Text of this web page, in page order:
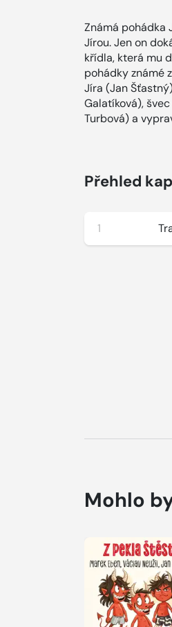
Známá pohádka
Jírou. Jen on
křídla, která mu
pohádky známé
Jíra (Jan
Galatíková),
Turbová) a
Přehled
1
Mohlo
Přehrát
ukázku